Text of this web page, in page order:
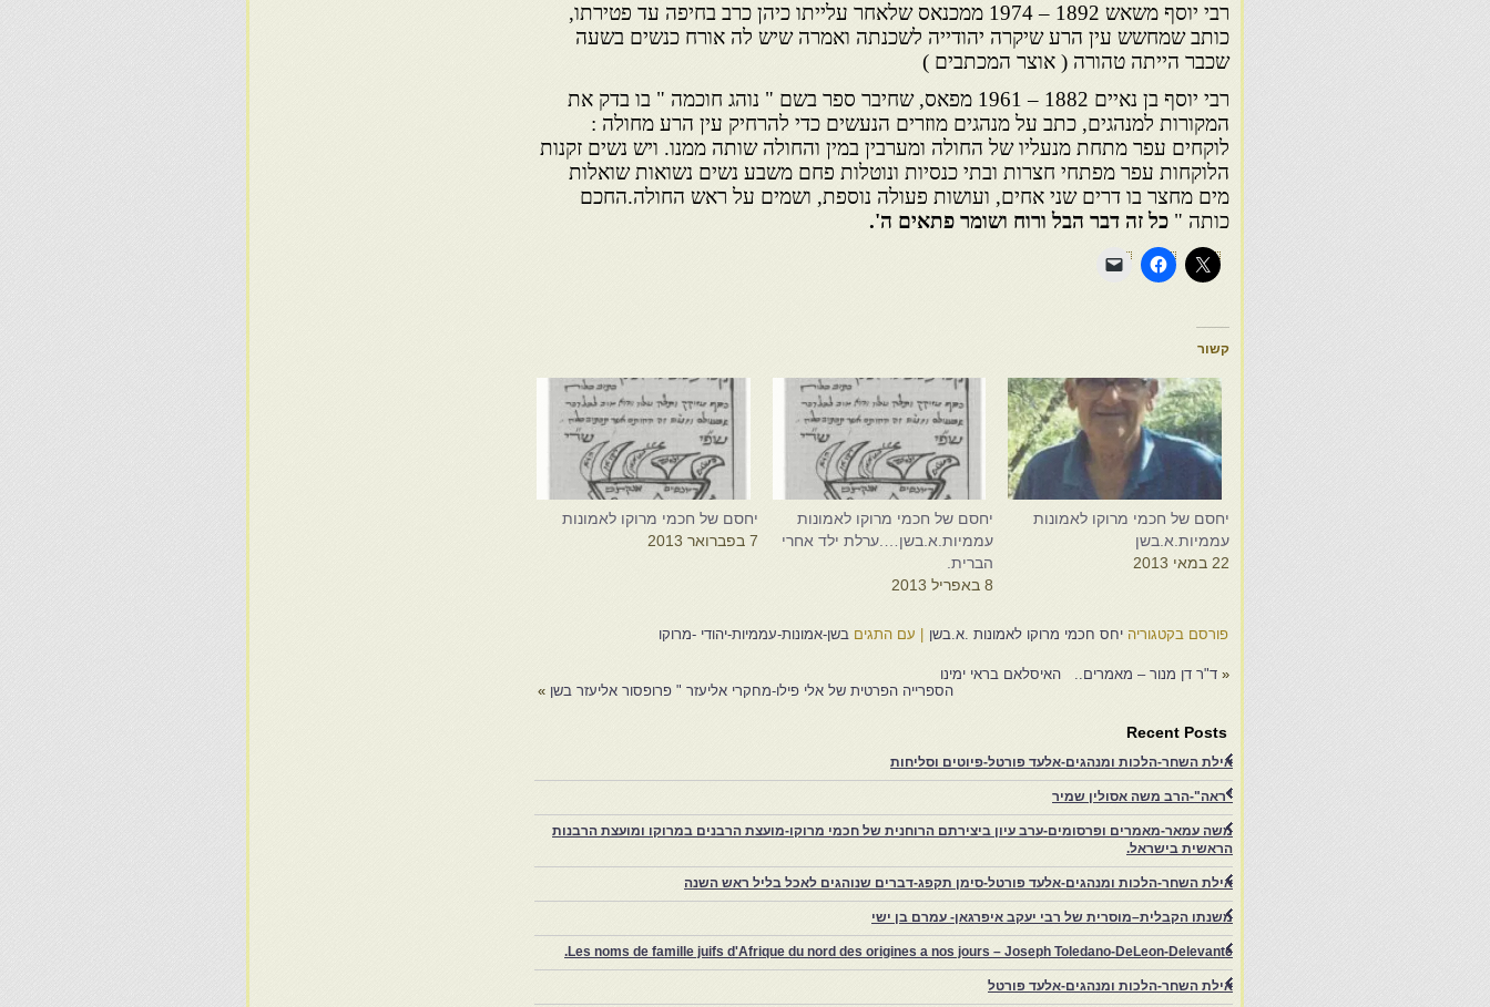
רבי יוסף משאש 1892 – 1974 ממכנאס שלאחר עלייתו כיהן כרב בחיפה עד פטירתו,
כותב שמחשש עין הרע שיקרה יהודייה לשכנתה ואמרה שיש לה אורח כנשים בשעה
שכבר הייתה טהורה ( אוצר המכתבים )
רבי יוסף בן נאיים 1882 – 1961 מפאס, שחיבר ספר בשם " נוהג חוכמה " בו בדק את
המקורות למנהגים, כתב על מנהגים מוזרים הנעשים כדי להרחיק עין הרע מחולה :
לוקחים עפר מתחת מנעליו של החולה ומערבין במין והחולה שותה ממנו. ויש נשים זקנות
הלוקחות עפר מפתחי חצרות ובתי כנסיות ונוטלות פחם משבע נשים נשואות שואלות
מים מחצר בו דרים שני אחים, ועושות פעולה נוספת, ושמים על ראש החולה.החכם
כותה " כל זה דבר הבל ורוח ושומר פתאים ה'.
קשור
יחסם של חכמי מרוקו לאמונות
עממיות.א.בשן
22 במאי 2013
יחסם של חכמי מרוקו לאמונות
עממיות.א.בשן….ערלת ילד אחרי
הברית.
8 באפריל 2013
יחסם של חכמי מרוקו לאמונות
7 בפברואר 2013
פורסם בקטגוריה יחס חכמי מרוקו לאמונות .א.בשן עם התגים בשן-אמונות-עממיות-יהודי -מרוקו
« ד"ר דן מנור – מאמרים.. האיסלאם בראי ימינו
הספרייה הפרטית של אלי פילו-מחקרי אליעזר " פרופסור אליעזר בשן »
Recent Posts
אילת השחר-הלכות ומנהגים-אלעד פורטל-פיוטים וסליחות
"ראה"-הרב משה אסולין שמיר
משה עמאר-מאמרים ופרסומים-ערב עיון ביצירתם הרוחנית של חכמי מרוקו-מועצת הרבנים במרוקו ומועצת הרבנות
הראשית בישראל.
אילת השחר-הלכות ומנהגים-אלעד פורטל-סימן תקפג-דברים שנוהגים לאכל בליל ראש השנה
משנתו הקבלית–מוסרית של רבי יעקב איפרגאן- עמרם בן ישי
Les noms de famille juifs d'Afrique du nord des origines a nos jours – Joseph Toledano-DeLeon-Delevante.
אילת השחר-הלכות ומנהגים-אלעד פורטל